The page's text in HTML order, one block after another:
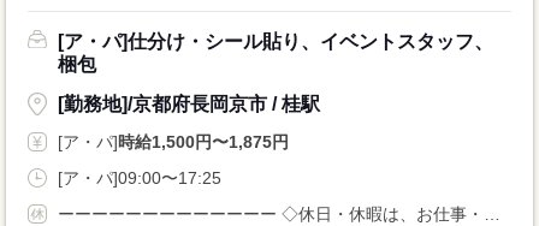
[ア・パ]仕分け・シール貼り、イベントスタッフ、
梱包
[勤務地]/京都府長岡京市 / 桂駅
[ア・パ]時給1,500円〜1,875円
[ア・パ]09:00〜17:25
ーーーーーーーーーーーーー ◇休日・休暇は、お仕事・勤務場所により異なります！ ◇あなたの働きたいときに勤務が可能♪ 主婦(夫)さんやフリーターさんなど、 休み希望などもお気軽にお伝えくださいね。